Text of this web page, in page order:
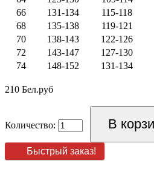
66
131-134 115-118
68
135-138 119-121
70
138-143 122-126
72
143-147 127-130
74
148-152 131-134
210 Бел.руб
Количество:
Быстрый заказ!